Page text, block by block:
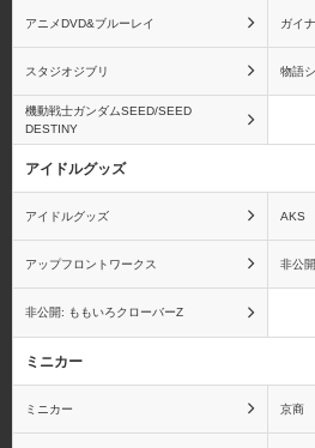
ウルトラマン
エンジェルビーツ！
オーディンスフィア
アニメDVD&ブルーレイ ガイ
スタジオジブリ 物語
機動戦士ガンダムSEED/SEED
DESTINY
アイドルグッズ
アイドルグッズ AKS
アップフロントワークス 非公
非公開: ももいろクローバーZ
ミニカー
ミニカー 京商